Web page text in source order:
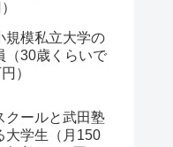
規模私立大学の
（30歳くらいで
）
クールと武田塾
大学生（月150